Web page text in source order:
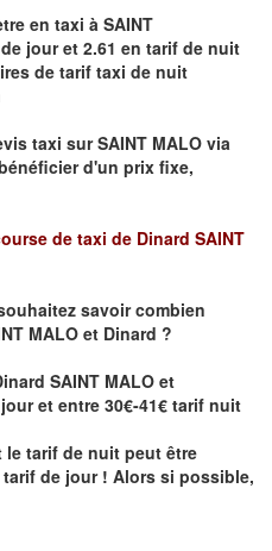
en taxi à SAINT
jour et 2.61 en tarif de nuit
de tarif taxi de nuit
taxi surSAINT MALO via
d'un prix fixe,
de taxi de Dinard SAINT
savoircombien
MALO et Dinard ?
SAINT MALO et
et entre 30€-41€ tarif nuit
tarif de nuit peut être
tarif de jour ! Alors si possible,